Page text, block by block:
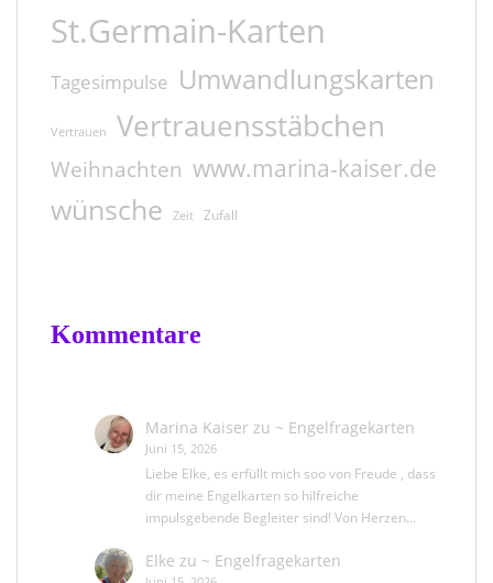
St.Germain-Karten
Tagesimpulse Umwandlungskarten
Vertrauen Vertrauensstäbchen
Weihnachten www.marina-kaiser.de
wünsche Zeit Zufall
Kommentare
Marina Kaiserzu ~ Engelfragekarten
Juni 15, 2026
Liebe Elke, es erfüllt mich soo von Freude , dass
dir meine Engelkarten so hilfreiche
impulsgebende Begleiter sind! Von Herzen…
Elke zu ~ Engelfragekarten